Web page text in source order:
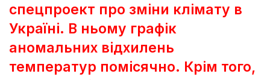
спецпроект про зміни клімату в
Україні. В ньому графік
аномальних відхилень
температур помісячно. Крім того,